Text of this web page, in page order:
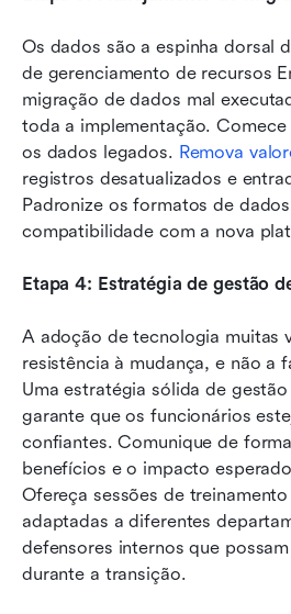
Os dados são a espinha dorsal
de gerenciamento de recursos
migração de dados mal
toda a implementação.
os dados legados. Remova
registros desatualizados e
Padronize os formatos de
compatibilidade com a nova
Etapa 4: Estratégia de gestão
A adoção de tecnologia muitas
resistência à mudança, e não a
Uma estratégia sólida de
garante que os funcionários
confiantes. Comunique de
benefícios e o impacto
Ofereça sessões de
adaptadas a diferentes
defensores internos que
durante a transição.